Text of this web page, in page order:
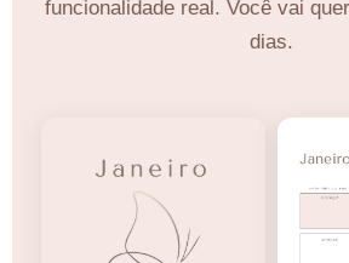
funcionalidade real. Você vai
dias.